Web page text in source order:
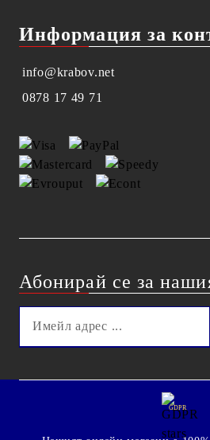
Информация за
info@krabov.net
0878 17 49 71
Абонирай се за
GDPR